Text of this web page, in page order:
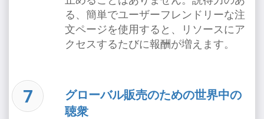
る、簡単でユーザーフレンドリーな注
文ページを使用すると、リソースにア
クセスするたびに報酬が増えます。
グローバル販売のための世界中の
聴衆